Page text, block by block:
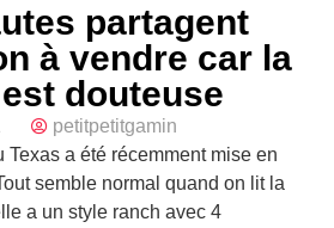
partagent
à vendre car la
douteuse
petitpetitgamin
a été récemment mise en
semble normal quand on lit la
a un style ranch avec 4